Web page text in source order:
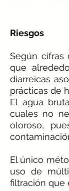
Riesgos
Según cifras
que
diarreicas
prácticas de
El agua
cuales no
oloroso,
El único
uso de
filtración que